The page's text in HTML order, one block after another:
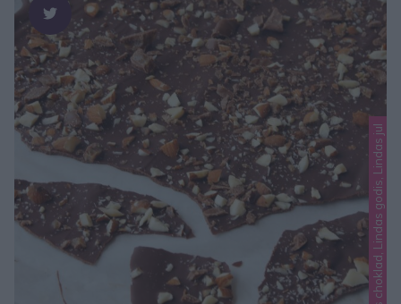
Lindas choklad, Lindas godis, Lindas jul